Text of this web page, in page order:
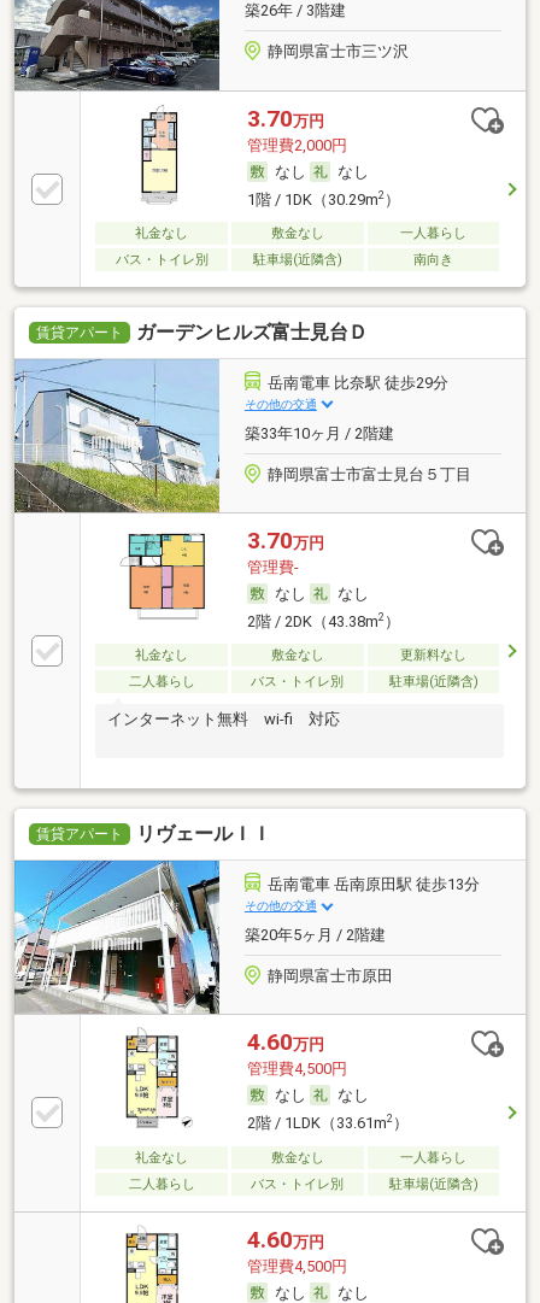
築26年 / 3階建
静岡県富士市三ツ沢
3.70万円
管理費2,000円
なし
なし
1階 / 1DK（30.29m2）
礼金なし 敷金なし
一人暮らし
バス・トイレ別
駐車場(近隣含) 南向き
賃貸アパート ガーデンヒルズ富士見台Ｄ
岳南電車 比奈駅 徒歩29分
その他の交通
築33年10ヶ月 / 2階建
静岡県富士市富士見台５丁目
3.70万円
管理費-
なし
なし
2階 / 2DK（43.38m2）
礼金なし 敷金なし
更新料なし
二人暮らし
バス・トイレ別 駐車場(近隣含)
インターネット無料 wi-fi 対応
賃貸アパート リヴェールＩＩ
岳南電車 岳南原田駅 徒歩13分
その他の交通
築20年5ヶ月 / 2階建
静岡県富士市原田
4.60万円
管理費4,500円
なし
なし
2階 / 1LDK（33.61m2）
礼金なし 敷金なし
一人暮らし
二人暮らし
バス・トイレ別 駐車場(近隣含)
4.60万円
管理費4,500円
なし
なし